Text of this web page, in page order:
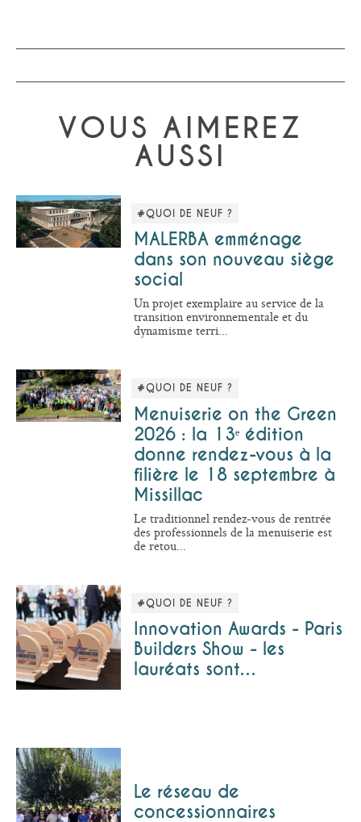
VOUS AIMEREZ
AUSSI
#QUOI DE NEUF ?
MALERBA emménage
dans son nouveau siège
social
Un projet exemplaire au service de la
transition environnementale et du
dynamisme terri...
#QUOI DE NEUF ?
Menuiserie on the Green
2026 : la 13ᵉ édition
donne rendez-vous à la
filière le 18 septembre à
Missillac
Le traditionnel rendez-vous de rentrée
des professionnels de la menuiserie est
de retou...
#QUOI DE NEUF ?
Innovation Awards - Paris
Builders Show - les
lauréats sont…
Le réseau de
concessionnaires